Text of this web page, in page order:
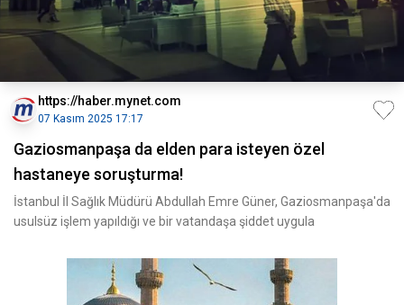
https://haber.mynet.com
07 Kasım 2025 17:17
Gaziosmanpaşa da elden para isteyen özel
hastaneye soruşturma!
İstanbul İl Sağlık Müdürü Abdullah Emre Güner, Gaziosmanpaşa'da
usulsüz işlem yapıldığı ve bir vatandaşa şiddet uygula